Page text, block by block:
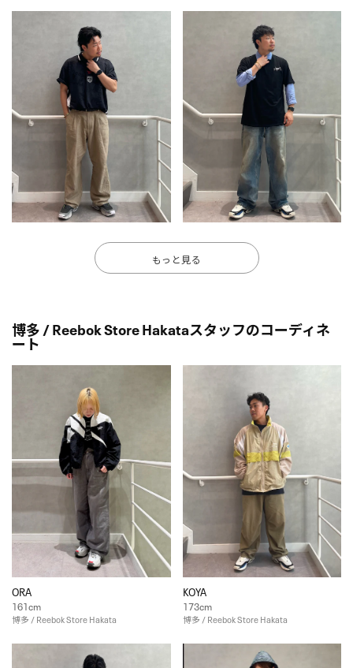
もっと見る
博多 / Reebok Store Hakataスタッフのコーディネ
ート
ORA
161cm
博多 / Reebok Store Hakata
KOYA
173cm
博多 / Reebok Store Hakata